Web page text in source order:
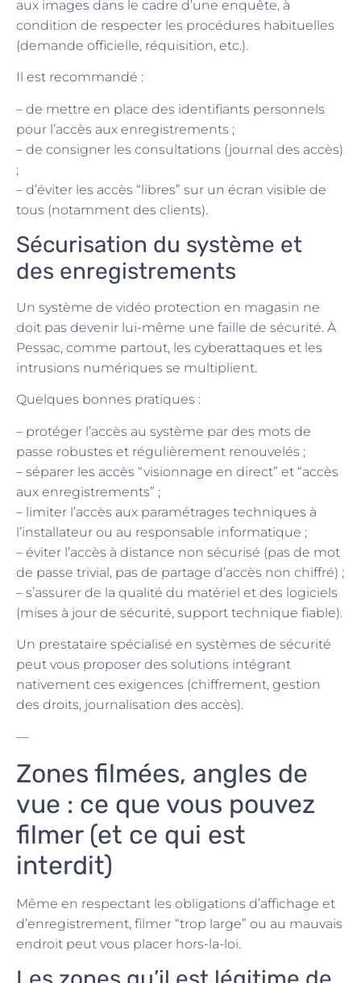
aux images dans le cadre d’une enquête, à
condition de respecter les procédures habituelles
(demande officielle, réquisition, etc.).
Il est recommandé :
– de mettre en place des identifiants personnels
pour l’accès aux enregistrements ;
– de consigner les consultations (journal des accès)
;
– d’éviter les accès “libres” sur un écran visible de
tous (notamment des clients).
Sécurisation du système et
des enregistrements
Un système de vidéo protection en magasin ne
doit pas devenir lui-même une faille de sécurité. À
Pessac, comme partout, les cyberattaques et les
intrusions numériques se multiplient.
Quelques bonnes pratiques :
– protéger l’accès au système par des mots de
passe robustes et régulièrement renouvelés ;
– séparer les accès “visionnage en direct” et “accès
aux enregistrements” ;
– limiter l’accès aux paramétrages techniques à
l’installateur ou au responsable informatique ;
– éviter l’accès à distance non sécurisé (pas de mot
de passe trivial, pas de partage d’accès non chiffré) ;
– s’assurer de la qualité du matériel et des logiciels
(mises à jour de sécurité, support technique fiable).
Un prestataire spécialisé en systèmes de sécurité
peut vous proposer des solutions intégrant
nativement ces exigences (chiffrement, gestion
des droits, journalisation des accès).
—
Zones filmées, angles de
vue : ce que vous pouvez
filmer (et ce qui est
interdit)
Même en respectant les obligations d’affichage et
d’enregistrement, filmer “trop large” ou au mauvais
endroit peut vous placer hors-la-loi.